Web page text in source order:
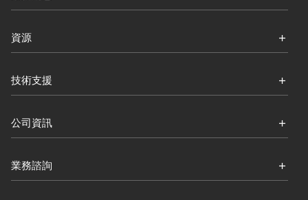
資源
技術支援
公司資訊
業務諮詢